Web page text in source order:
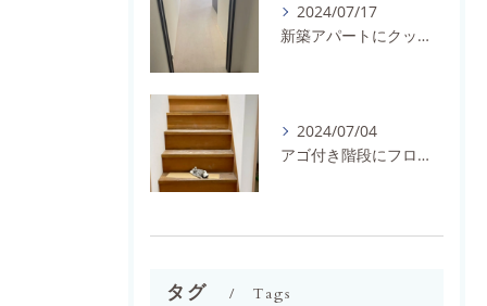
2024/07/17
新築アパートにクッションフロアを施工しました。
2024/07/04
アゴ付き階段にフロアタイルとノンスリップを施工しました。
タグ Tags